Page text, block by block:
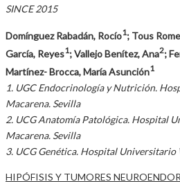
SINCE 2015
Domínguez Rabadán, Rocío1; Tous
García, Reyes1; Vallejo Benítez, Ana2;
Martínez- Brocca, María Asunción1
1. UGC Endocrinología y Nutrición.
Macarena. Sevilla
2. UCG Anatomía Patológica. Hospital
Macarena. Sevilla
3. UCG Genética. Hospital Universitario
HIPÓFISIS Y TUMORES